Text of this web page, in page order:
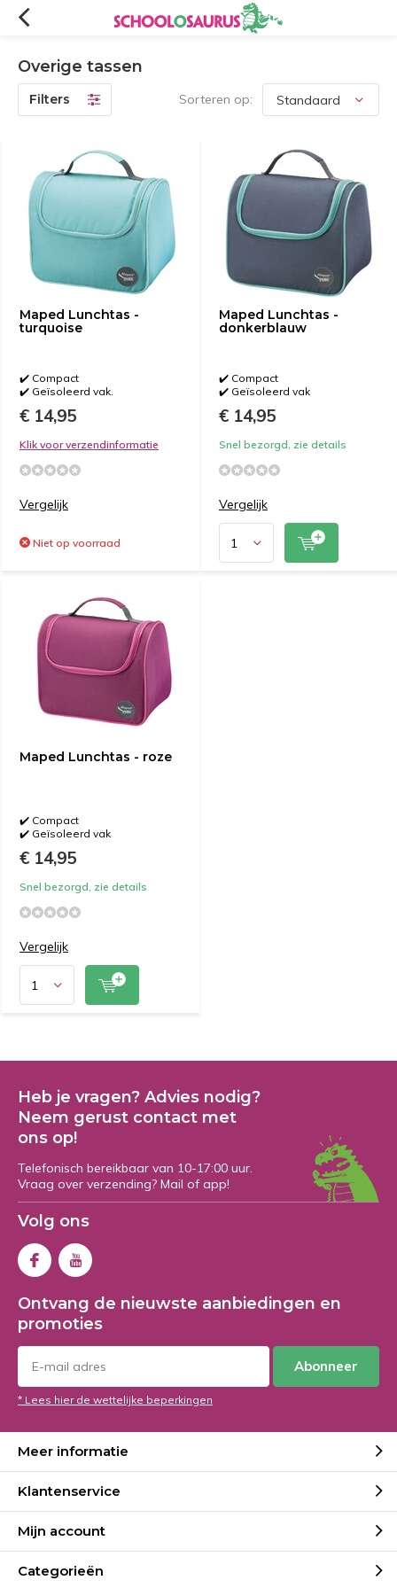
Overige tassen
Filters Sorteren op:
Maped Lunchtas -
turquoise
✔️ Compact
✔️ Geïsoleerd vak.
€ 14,95
Klik voor verzendinformatie
Vergelijk
Niet op voorraad
Maped Lunchtas -
donkerblauw
✔️ Compact
✔️ Geïsoleerd vak
€ 14,95
Snel bezorgd, zie details
Vergelijk
Maped Lunchtas - roze
✔️ Compact
✔️ Geïsoleerd vak
€ 14,95
Snel bezorgd, zie details
Vergelijk
Heb je vragen? Advies nodig?
Neem gerust contact met
ons op!
Telefonisch bereikbaar van 10-17:00 uur.
Vraag over verzending? Mail of app!
Volg ons
Ontvang de nieuwste aanbiedingen en
promoties
Abonneer
* Lees hier de wettelijke beperkingen
Meer informatie
Klantenservice
Mijn account
Categorieën